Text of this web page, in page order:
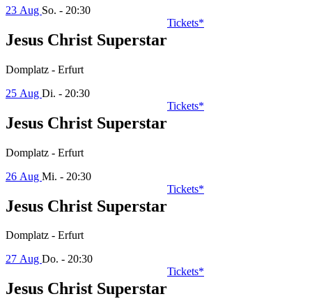
23 Aug So. - 20:30
Jesus Christ Superstar
Domplatz - Erfurt
Tickets*
25 Aug Di. - 20:30
Jesus Christ Superstar
Domplatz - Erfurt
Tickets*
26 Aug Mi. - 20:30
Jesus Christ Superstar
Domplatz - Erfurt
Tickets*
27 Aug Do. - 20:30
Jesus Christ Superstar
Tickets*